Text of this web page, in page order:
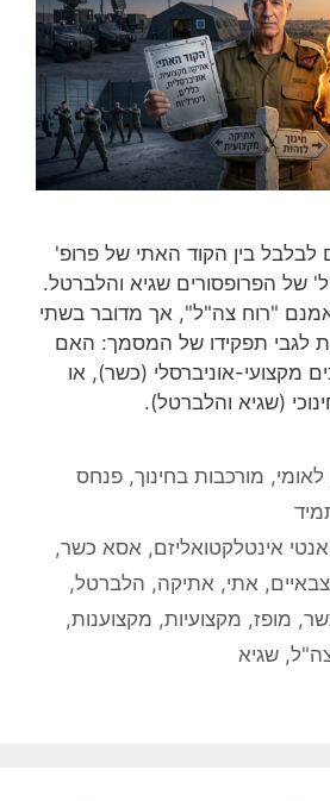
לבלבל בין הקוד האתי של פרופ'
של הפרופסורים שגיא והלברטל.
"רוח צה"ל", אך מדובר בשתי
לגבי תפקידו של המסמך: האם
מקצועי-אוניברסלי (כשר), או
(שגיא והלברטל).
, מורכבות בחינוך,פנחס
אנטי אינטלקטואליזם, אסא כשר,
, אתי, אתיקה, הלברטל,
, מופז, מקצועיות, מקצוענות,
, שגיא